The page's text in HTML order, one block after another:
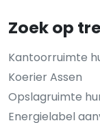
Zoek op
Kantoorruimte
Koerier Assen
Opslagruimte
Energielabel